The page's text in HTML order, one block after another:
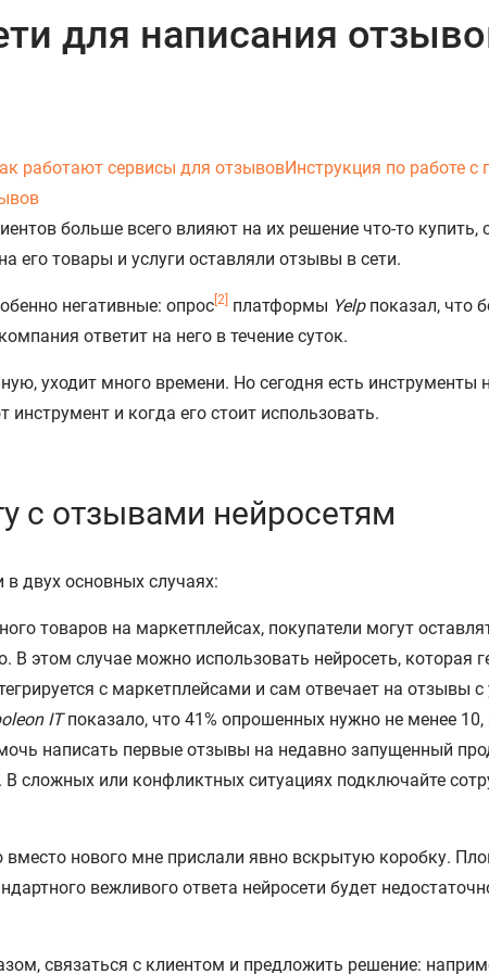
для написания
работают сервисы для отзывовИнструкция по работе с
больше всего влияют на их решение что-то купить,
его товары и услуги оставляли отзывы в сети.
негативные: опрос [2] платформы Yelpпоказал, что
ответит на него в течение суток.
уходит много времени. Но сегодня есть инструменты
и когда его стоит использовать.
с отзывами нейросетям
в двух основных случаях:
товаров на маркетплейсах, покупатели могут
В этом случае можно использовать нейросеть, которая
с маркетплейсами и сам отвечает на отзывы
ITпоказало, что 41% опрошенных нужно не менее
написать первые отзывы на недавно запущенный
сложных или конфликтных ситуациях подключайте
вместо нового мне прислали явно вскрытую коробку.
вежливого ответа нейросети будет
связаться с клиентом и предложить решение: